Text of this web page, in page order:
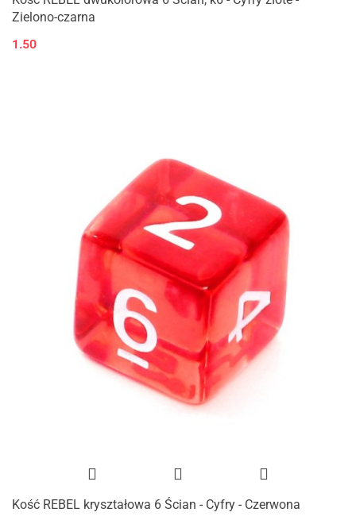
Zielono-czarna
1.50
Kość REBEL kryształowa 6 Ścian - Cyfry - Czerwona